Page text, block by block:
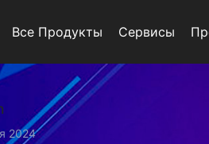
Все Продукты Сервисы
2024